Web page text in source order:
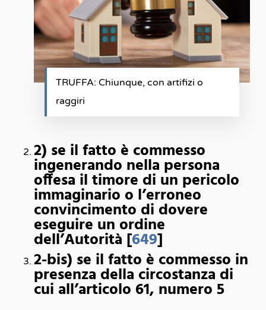
TRUFFA: Chiunque, con artifizi o
raggiri
2) se il fatto è commesso
ingenerando nella persona
offesa il timore di un pericolo
immaginario o l’erroneo
convincimento di dovere
eseguire un ordine
dell’Autorità [649]
2-bis) se il fatto è commesso in
presenza della circostanza di
cui all’articolo 61, numero 5